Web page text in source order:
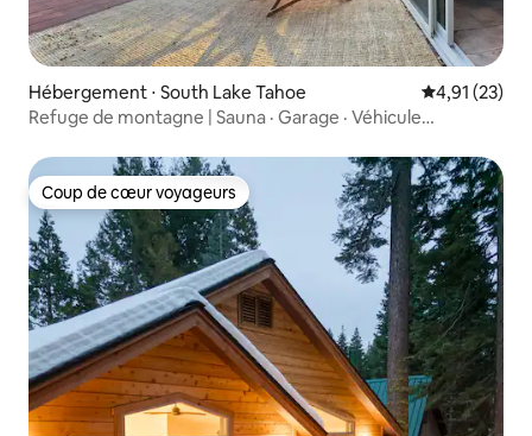
Hébergement ⋅ South Lake Tahoe Évaluation
4,91 (23)
Refuge de montagne | Sauna · Garage · Véhicule
Coup de cœur voyageurs
Coup de cœur voyageurs